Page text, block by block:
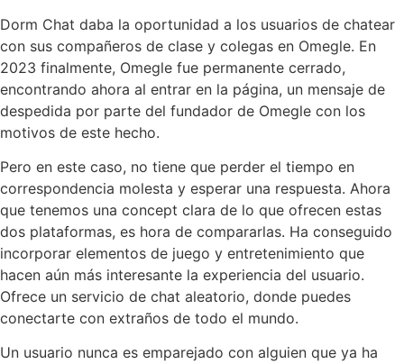
Dorm Chat daba la oportunidad a los usuarios de chatear
con sus compañeros de clase y colegas en Omegle. En
2023 finalmente, Omegle fue permanente cerrado,
encontrando ahora al entrar en la página, un mensaje de
despedida por parte del fundador de Omegle con los
motivos de este hecho.
Pero en este caso, no tiene que perder el tiempo en
correspondencia molesta y esperar una respuesta. Ahora
que tenemos una concept clara de lo que ofrecen estas
dos plataformas, es hora de compararlas. Ha conseguido
incorporar elementos de juego y entretenimiento que
hacen aún más interesante la experiencia del usuario.
Ofrece un servicio de chat aleatorio, donde puedes
conectarte con extraños de todo el mundo.
Un usuario nunca es emparejado con alguien que ya ha